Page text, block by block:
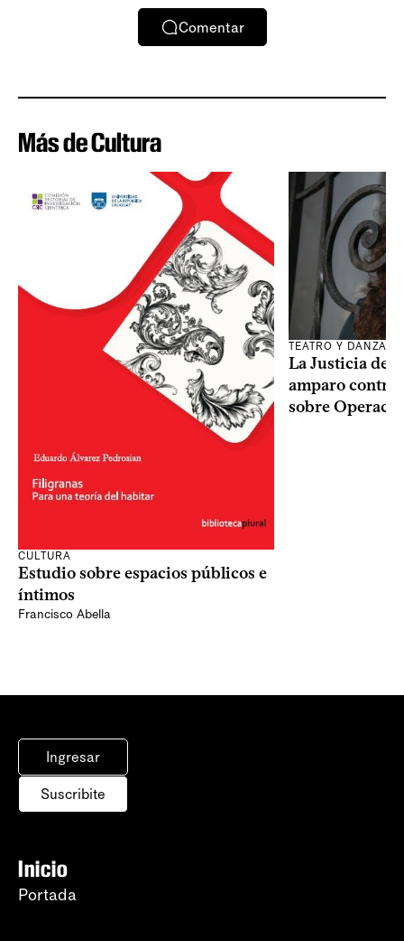
Comentar
Más de Cultura
CULTURA
Estudio sobre espacios públicos e
íntimos
Francisco Abella
TEATRO Y DANZA
La Justicia
amparo contra
sobre
Ingresar
Suscribite
Inicio
Portada